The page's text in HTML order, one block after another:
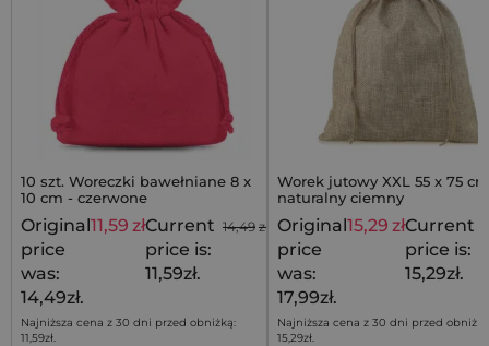
10 szt. Woreczki bawełniane 8 x
10 cm - czerwone
14,49 zł
Original
price
was:
14,49zł.
11,59 złCurrent
price is:
11,59zł.
Najniższa cena z 30 dni przed obniżką:
11,59zł.
Worek jutowy XXL 55 x 75
naturalny ciemny
Original
price
was:
17,99zł.
15,29 złCurrent
price is:
15,29zł.
Najniższa cena z 30 dni przed
15,29zł.